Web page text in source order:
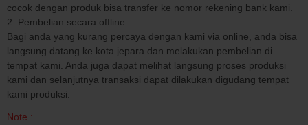
cocok dengan produk bisa transfer ke nomor rekening bank kami.
2. Pembelian secara offline
Bagi anda yang kurang percaya dengan kami via online, anda bisa
langsung datang ke kota jepara dan melakukan pembelian di
tempat kami. Anda juga dapat melihat langsung proses produksi
kami dan selanjutnya transaksi dapat dilakukan digudang tempat
kami produksi.
Note :